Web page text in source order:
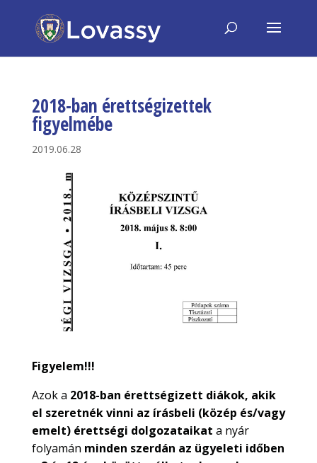
2018-ban érettségizettek
figyelmébe
2019.06.28
Figyelem!!!
Azok a 2018-ban érettségizett diákok, akik
el szeretnék vinni az írásbeli (közép és/vagy
emelt) érettségi dolgozataikat a nyár
folyamán minden szerdán az ügyeleti időben